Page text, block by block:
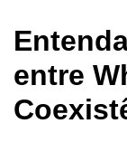
entre